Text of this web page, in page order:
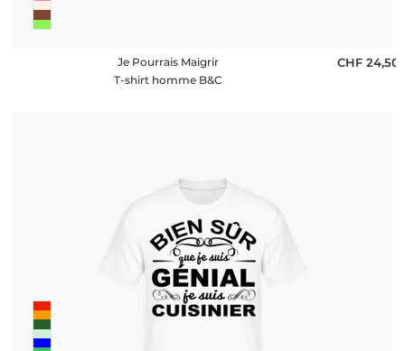
Je Pourrais Maigrir
T-shirt homme B&C
CHF 24,50